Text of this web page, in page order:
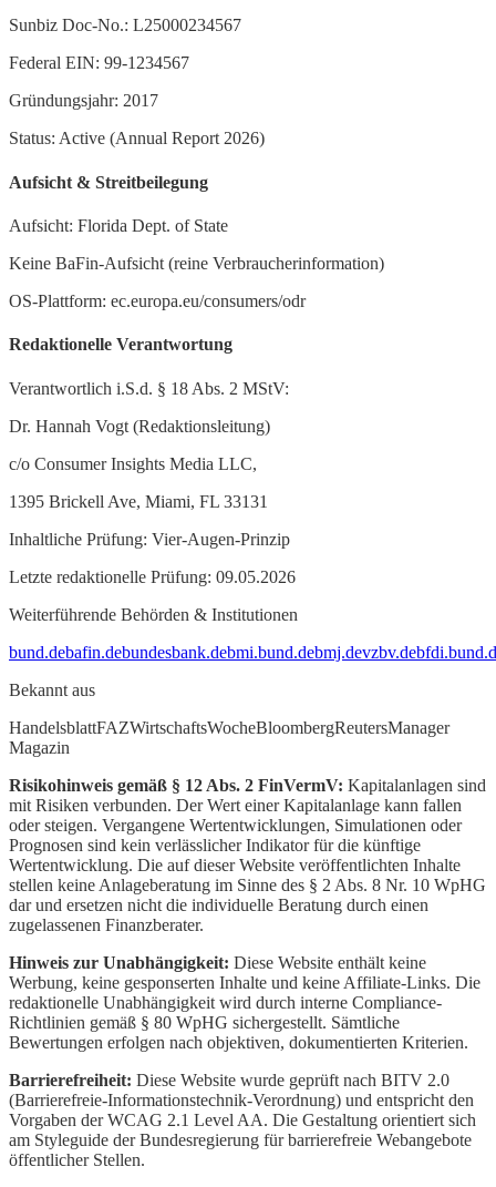
Sunbiz Doc-No.: L25000234567
Federal EIN: 99-1234567
Gründungsjahr: 2017
Status: Active (Annual Report 2026)
Aufsicht & Streitbeilegung
Aufsicht: Florida Dept. of State
Keine BaFin-Aufsicht (reine Verbraucherinformation)
OS-Plattform: ec.europa.eu/consumers/odr
Redaktionelle Verantwortung
Verantwortlich i.S.d. § 18 Abs. 2 MStV:
Dr. Hannah Vogt (Redaktionsleitung)
c/o Consumer Insights Media LLC,
1395 Brickell Ave, Miami, FL 33131
Inhaltliche Prüfung: Vier-Augen-Prinzip
Letzte redaktionelle Prüfung: 09.05.2026
Weiterführende Behörden & Institutionen
bund.debafin.debundesbank.debmi.bund.debmj.devzbv.de
Bekannt aus
HandelsblattFAZWirtschaftsWocheBloombergReutersManager
Magazin
Risikohinweis gemäß § 12 Abs. 2 FinVermV: Kapitalanlagen sind
mit Risiken verbunden. Der Wert einer Kapitalanlage kann fallen
oder steigen. Vergangene Wertentwicklungen, Simulationen oder
Prognosen sind kein verlässlicher Indikator für die künftige
Wertentwicklung. Die auf dieser Website veröffentlichten Inhalte
stellen keine Anlageberatung im Sinne des § 2 Abs. 8 Nr. 10 WpHG
dar und ersetzen nicht die individuelle Beratung durch einen
zugelassenen Finanzberater.
Hinweis zur Unabhängigkeit: Diese Website enthält keine
Werbung, keine gesponserten Inhalte und keine Affiliate-Links. Die
redaktionelle Unabhängigkeit wird durch interne Compliance-
Richtlinien gemäß § 80 WpHG sichergestellt. Sämtliche
Bewertungen erfolgen nach objektiven, dokumentierten Kriterien.
Barrierefreiheit: Diese Website wurde geprüft nach BITV 2.0
(Barrierefreie-Informationstechnik-Verordnung) und entspricht den
Vorgaben der WCAG 2.1 Level AA. Die Gestaltung orientiert sich
am Styleguide der Bundesregierung für barrierefreie Webangebote
öffentlicher Stellen.